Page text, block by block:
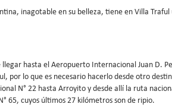
inagotable en su belleza, tiene en Villa Traful
llegar hasta el Aeropuerto Internacional Juan D.
por lo que es necesario hacerlo desde otro
N° 22 hasta Arroyito y desde allí la ruta
65, cuyos últimos 27 kilómetros son de ripio.